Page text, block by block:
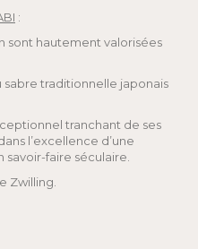
:
sont hautement valorisées
sabre traditionnelle japonais
tranchant de ses
l’excellence d’une
faire séculaire.
Zwilling.